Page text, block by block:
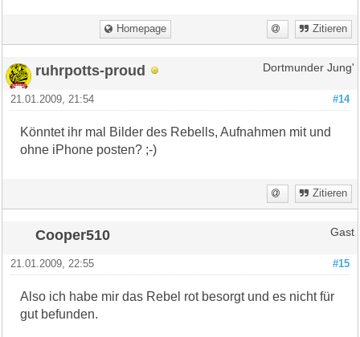
Homepage Zitieren
ruhrpotts-proud Dortmunder Jung'
#14
21.01.2009, 21:54
Könntet ihr mal Bilder des Rebells, Aufnahmen mit und
ohne iPhone posten? ;-)
Zitieren
Cooper510 Gast
#15
21.01.2009, 22:55
Also ich habe mir das Rebel rot besorgt und es nicht für
gut befunden.